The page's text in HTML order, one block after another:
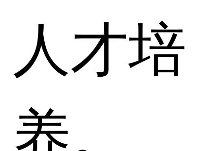
人才培
养。